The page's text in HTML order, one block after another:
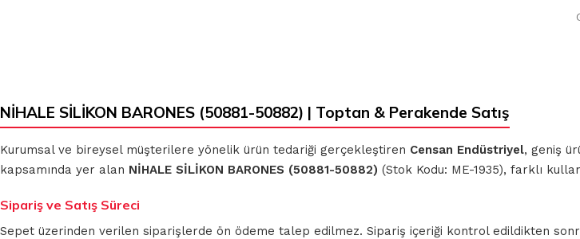
TEMİZLİK BEZLERİ
TEMİZLİK BEZLERİ
MİKROFİBER OTO
NİHALE SİLİKON BARONES (50881-50882) | Toptan & Perakende Satış
Kurumsal ve bireysel müşterilere yönelik ürün tedariği gerçekleştiren Censan Endüstriyel, geniş
kapsamında yer alan NİHALE SİLİKON BARONES (50881-50882) (Stok Kodu: ME-1935), farklı
Sipariş ve Satış Süreci
Sepet üzerinden verilen siparişlerde ön ödeme talep edilmez. Sipariş içeriği kontrol edildikten